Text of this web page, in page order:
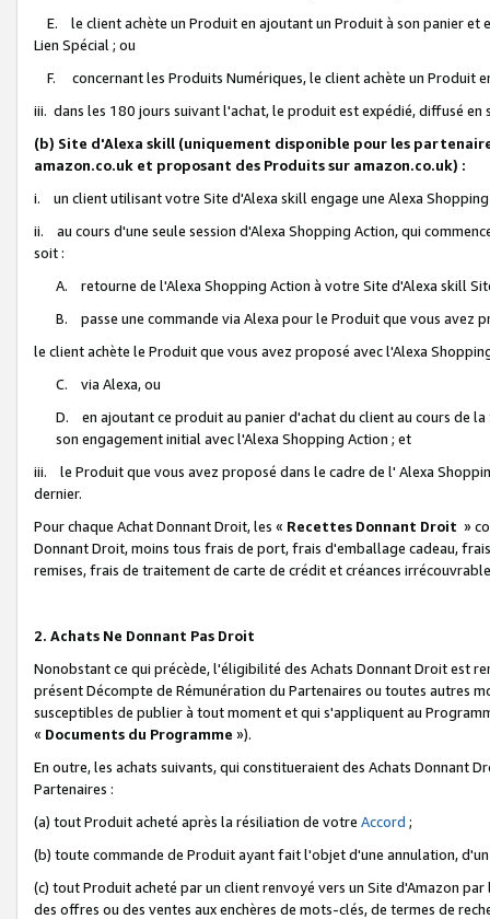
E. le client achète un Produit en ajoutant un Produit à son panier et
Lien Spécial ; ou
F. concernant les Produits Numériques, le client achète un Produit
iii. dans les 180 jours suivant l'achat, le produit est expédié, diffusé
(b) Site d'Alexa skill (uniquement disponible pour les
amazon.co.uk et proposant des Produits sur amazon.co.uk) :
i. un client utilisant votre Site d'Alexa skill engage une Alexa
ii. au cours d'une seule session d'Alexa Shopping Action, qui
soit :
A. retourne de l'Alexa Shopping Action à votre Site d'Alexa skill
B. passe une commande via Alexa pour le Produit que vous avez
le client achète le Produit que vous avez proposé avec l'Alexa
C. via Alexa, ou
D. en ajoutant ce produit au panier d'achat du client au cours de
son engagement initial avec l'Alexa Shopping Action ; et
iii. le Produit que vous avez proposé dans le cadre de l' Alexa
dernier.
Pour chaque Achat Donnant Droit, les « Recettes Donnant Droit »
Donnant Droit, moins tous frais de port, frais d'emballage cadeau,
remises, frais de traitement de carte de crédit et créances
2. Achats Ne Donnant Pas Droit
Nonobstant ce qui précède, l'éligibilité des Achats Donnant Droit est
présent Décompte de Rémunération du Partenaires ou toutes autres
susceptibles de publier à tout moment et qui s'appliquent au
« Documents du Programme »).
En outre, les achats suivants, qui constitueraient des Achats Donnant
Partenaires :
(a) tout Produit acheté après la résiliation de votre Accord ;
(b) toute commande de Produit ayant fait l'objet d'une annulation,
(c) tout Produit acheté par un client renvoyé vers un Site d'Amazon
des offres ou des ventes aux enchères de mots-clés, de termes de